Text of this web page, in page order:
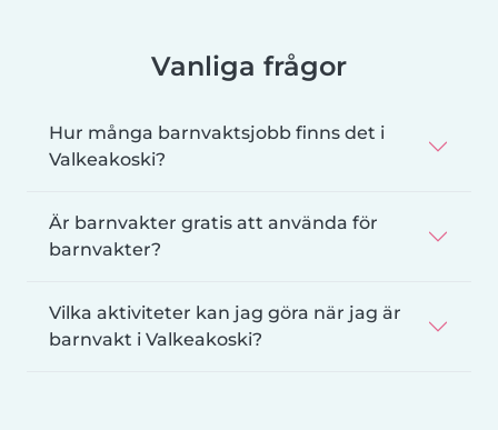
Vanliga frågor
Hur många barnvaktsjobb finns det i
Valkeakoski?
Är barnvakter gratis att använda för
barnvakter?
Vilka aktiviteter kan jag göra när jag är
barnvakt i Valkeakoski?